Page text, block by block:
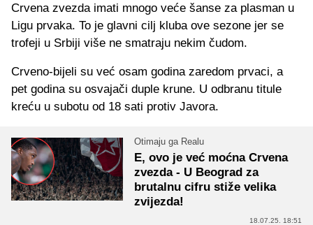
Crvena zvezda imati mnogo veće šanse za plasman u
Ligu prvaka. To je glavni cilj kluba ove sezone jer se
trofeji u Srbiji više ne smatraju nekim čudom.
Crveno-bijeli su već osam godina zaredom prvaci, a
pet godina su osvajači duple krune. U odbranu titule
kreću u subotu od 18 sati protiv Javora.
Otimaju ga Realu
E, ovo je već moćna Crvena
zvezda - U Beograd za
brutalnu cifru stiže velika
zvijezda!
18.07.25. 18:51